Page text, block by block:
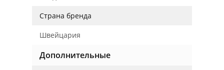
Страна бренда
Швейцария
Дополнительные